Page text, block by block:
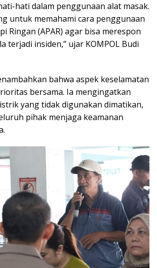
hati dalam penggunaan alat masak.
untuk memahami cara penggunaan
Ringan (APAR) agar bisa merespon
terjadi insiden,” ujar KOMPOL Budi
bahwa aspek keselamatan
bersama. Ia mengingatkan
yang tidak digunakan dimatikan,
pihak menjaga keamanan